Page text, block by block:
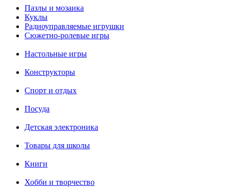
Пазлы и мозаика
Куклы
Радиоуправляемые игрушки
Сюжетно-ролевые игры
Настольные игры
Конструкторы
Спорт и отдых
Посуда
Детская электроника
Товары для школы
Книги
Хобби и творчество